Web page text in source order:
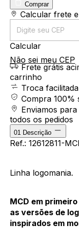
Comprar
Entregas para o
Calcular frete
Calcular
Não sei meu CEP
Frete grátis
carrinho
Troca facilitada
Compra 100%
Enviamos
todos os pedidos
01 Descrição
Ref.: 12612811-
Linha logomania.
MCD em
as versões de
inspirados em